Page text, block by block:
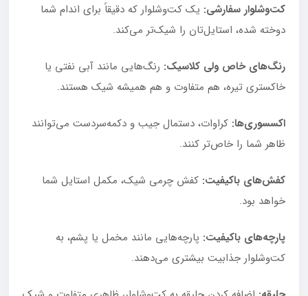
کت‌وشلوار سفارشی: یک کت‌وشلوار که دقیقاً برای اندام شما
دوخته شده، استایل‌تان را شیک‌تر می‌کند.
رنگ‌های خاص ولی کلاسیک: رنگ‌هایی مانند آبی نفتی یا
خاکستری تیره، هم متفاوت و هم همیشه شیک هستند.
اکسسوری‌ها: کراوات، دستمال جیب و دکمه‌سردست می‌توانند
ظاهر شما را خاص‌تر کنند.
کفش‌های باکیفیت: کفش چرمی شیک، مکمل استایل شما
خواهد بود.
پارچه‌های باکیفیت: پارچه‌هایی مانند مخمل یا پشم، به
کت‌وشلوار جذابیت بیشتری می‌دهند.